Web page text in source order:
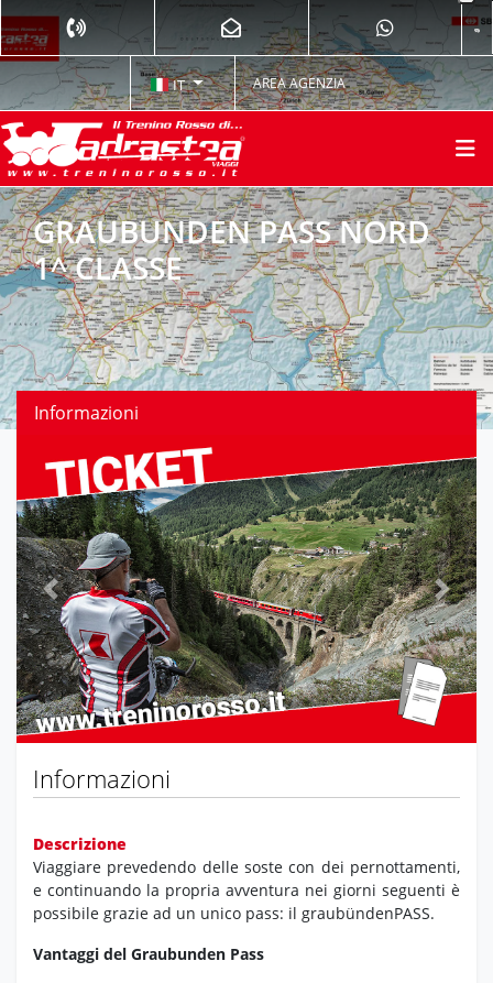
IT AREA AGENZIA
GRAUBUNDEN PASS NORD
1^ CLASSE
Informazioni
Previous Next
Informazioni
Descrizione
Viaggiare prevedendo delle soste con dei pernottamenti,
e continuando la propria avventura nei giorni seguenti è
possibile grazie ad un unico pass: il graubündenPASS.
Vantaggi del Graubunden Pass